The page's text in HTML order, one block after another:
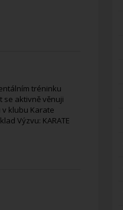
tréninku
se aktivně věnuji
klubu Karate
Výzvu: KARATE